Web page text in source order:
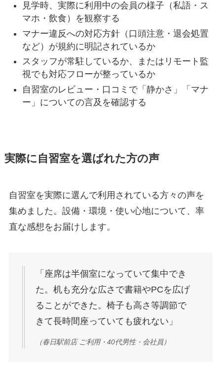
見学時、実際に利用中の会員の様子（私語・ス
マホ・飲食）を観察する
マナー違反への対応方針（口頭注意・退会処置
など）が規約に明記されているか
スタッフが常駐しているか、またはリモート監
視でも対応フローが整っているか
自習室のレビュー・口コミで「静かさ」「マナ
ー」についての言及を確認する
実際に自習室を選ばれた方の声
自習室を実際に選んで利用されている方々の声を
集めました。設備・環境・使い心地について、率
直な感想をお届けします。
「座席は半個室になっていて集中でき
た。机も充分な広さで書籍やPCを広げ
ることができた。椅子も高さ等調節で
きて長時間座っていても疲れない」
（春日駅前店 ご利用・40代男性・会社員）